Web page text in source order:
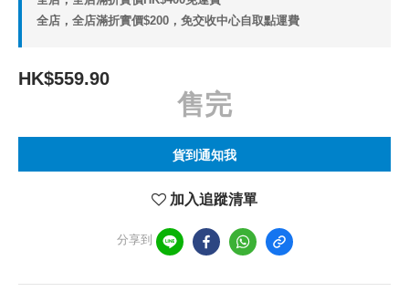
全店，全店滿折實價$200，免交收中心自取點運費
HK$559.90
售完
貨到通知我
加入追蹤清單
分享到